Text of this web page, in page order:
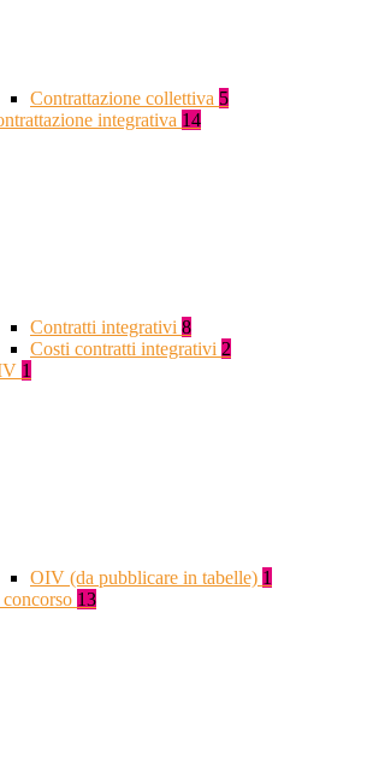
Contrattazione collettiva 5
integrativa 14
Contratti integrativi 8
Costi contratti integrativi 2
1
OIV (da pubblicare in tabelle) 1
13